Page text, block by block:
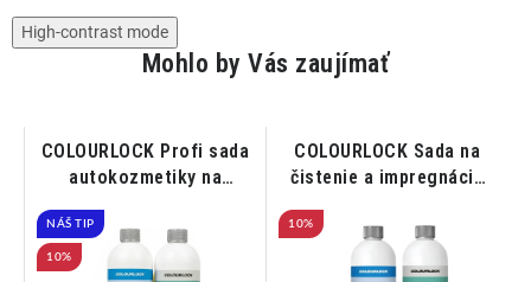
High-contrast mode
Mohlo by Vás zaujímať
COLOURLOCK Profi sada
autokozmetiky na
NÁŠ TIP
10%
COLOURLOCK Sada na
čistenie a impregnáciu
10%